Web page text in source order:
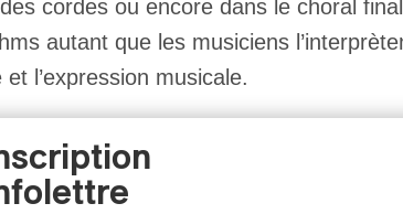
cordes ou encore dans le choral
autant que les musiciens
l’expression musicale.
intensité chaudement applaudie
prépare pour sa prochaine